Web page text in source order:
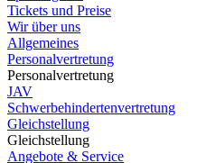
Tickets und Preise
Wir über uns
Allgemeines
Personalvertretung
Personalvertretung
JAV
Schwerbehindertenvertretung
Gleichstellung
Gleichstellung
Angebote & Service